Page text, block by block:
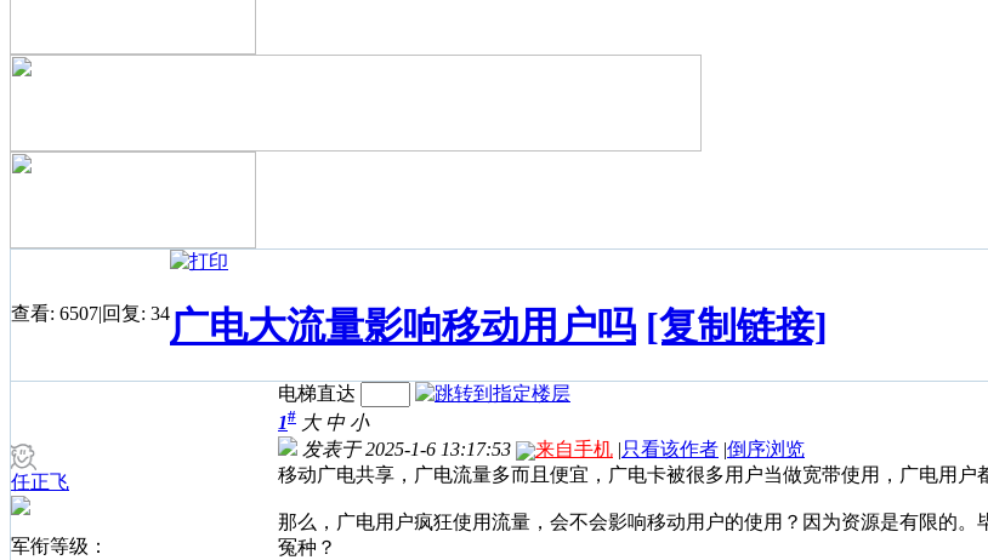
查看: 6507|回复: 34广电大流量影响移动用户吗 [复制链接]
任正飞
军衔等级：
电梯直达
1# 大 中 小
发表于 2025-1-6 13:17:53
来自手机 |只看该作者 |倒序浏览
移动广电共享，广电流量多而且便宜，广电卡被很多用户当做宽带使用，广电用户
那么，广电用户疯狂使用流量，会不会影响移动用户的使用？因为资源是有限的
冤种？